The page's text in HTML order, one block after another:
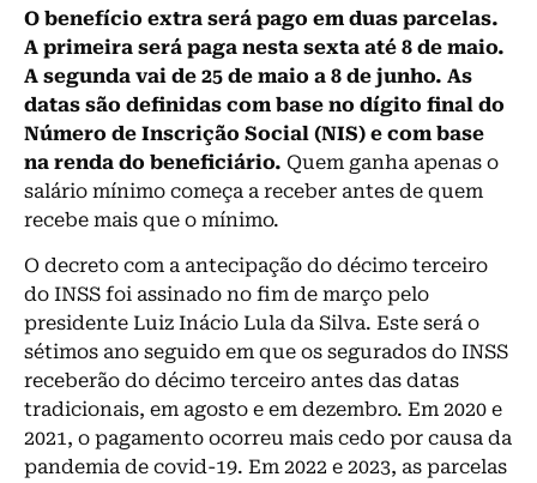
O benefício extra será pago em duas parcelas.
A primeira será paga nesta sexta até 8 de maio.
A segunda vai de 25 de maio a 8 de junho. As
datas são definidas com base no dígito final do
Número de Inscrição Social (NIS) e com base
na renda do beneficiário. Quem ganha apenas o
salário mínimo começa a receber antes de quem
recebe mais que o mínimo.
O decreto com a antecipação do décimo terceiro
do INSS foi assinado no fim de março pelo
presidente Luiz Inácio Lula da Silva. Este será o
sétimos ano seguido em que os segurados do INSS
receberão do décimo terceiro antes das datas
tradicionais, em agosto e em dezembro. Em 2020 e
2021, o pagamento ocorreu mais cedo por causa da
pandemia de covid-19. Em 2022 e 2023, as parcelas